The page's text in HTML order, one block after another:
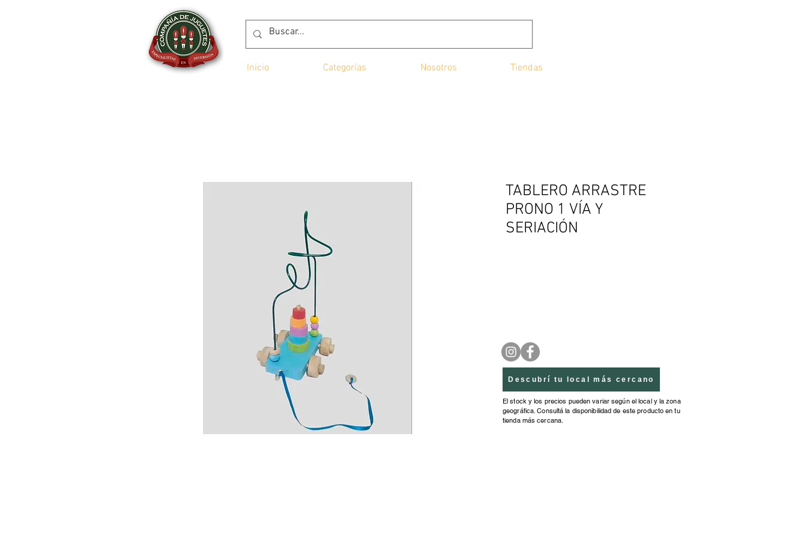
Inicio Categorías Nosotros Tiendas
TABLERO ARRASTRE
PRONO 1 VÍA Y
SERIACIÓN
Descubrí tu local más cercano
El stock y los precios pueden variar según el local y la zona
geográfica. Consultá la disponibilidad de este producto en tu
tienda más cercana.